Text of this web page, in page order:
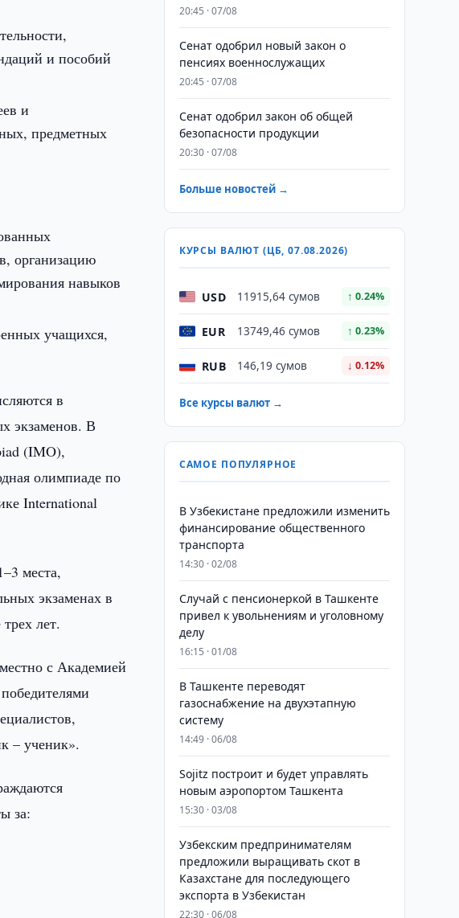
и пособий
и
предметных
организацию
навыков
учащихся,
в
экзаменов. В
(IMO),
олимпиаде по
International
места,
экзаменах в
лет.
с Академией
– ученик».
за:
20:45 · 07/08
Сенат одобрил новый закон о
пенсиях военнослужащих
20:45 · 07/08
Сенат одобрил закон об общей
безопасности продукции
20:30 · 07/08
Больше новостей →
КУРСЫ ВАЛЮТ (ЦБ, 07.08.2026)
USD 11915,64 сумов ↑ 0.24%
EUR 13749,46 сумов ↑ 0.23%
RUB 146,19 сумов ↓ 0.12%
Все курсы валют →
САМОЕ ПОПУЛЯРНОЕ
В Узбекистане предложили изменить
финансирование общественного
транспорта
14:30 · 02/08
Случай с пенсионеркой в Ташкенте
привел к увольнениям и уголовному
делу
16:15 · 01/08
В Ташкенте переводят
газоснабжение на двухэтапную
систему
14:49 · 06/08
Sojitz построит и будет управлять
новым аэропортом Ташкента
15:30 · 03/08
Узбекским предпринимателям
предложили выращивать скот в
Казахстане для последующего
экспорта в Узбекистан
22:30 · 06/08